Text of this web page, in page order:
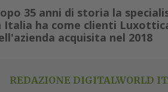
35 anni di storia la
Italia ha come clienti
acquisita nel 2018
REDAZIONE DIGITALWORLD